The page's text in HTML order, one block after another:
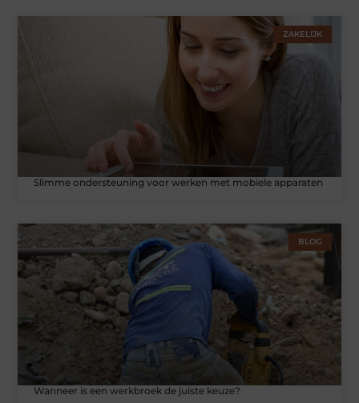
ZAKELIJK
Slimme ondersteuning voor werken met mobiele apparaten
BLOG
Wanneer is een werkbroek de juiste keuze?